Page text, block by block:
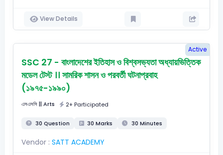
View Details
Active
SSC 27 - বাংলাদেশের ইতিহাস ও বিশ্বসভ্যতা অধ্যায়ভিত্তিক
মডেল টেস্ট ।। সামরিক শাসন ও পরবর্তী ঘটনাপ্রবাহ
(১৯৭৫-১৯৯০)
এসএসসি || Arts 2+ Participated
30 Question 30 Marks 30 Minutes
Vendor : SATT ACADEMY